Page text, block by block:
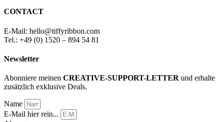
CONTACT
E-Mail: hello@tiffyribbon.com
Tel.: +49 (0) 1520 – 894 54 81
Newsletter
Abonniere meinen CREATIVE-SUPPORT-LETTER und erhalte
zusätzlich exklusive Deals.
Name
E-Mail hier rein...